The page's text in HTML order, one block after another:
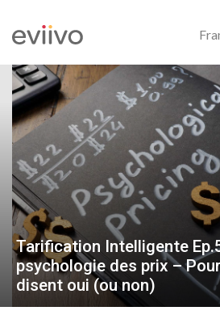
Tarification Intelligente
psychologie des prix –
disent oui (ou non)